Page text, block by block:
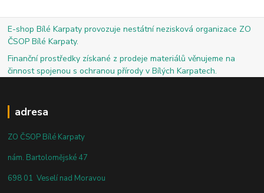
E-shop Bílé Karpaty provozuje nestátní nezisková organizace ZO
ČSOP Bílé Karpaty.
Finanční prostředky získané z prodeje materiálů věnujeme na
činnost spojenou s ochranou přírody v Bílých Karpatech.
adresa
ZO ČSOP Bílé Karpaty
nám. Bartolomějské 47
698 01 Veselí nad Moravou